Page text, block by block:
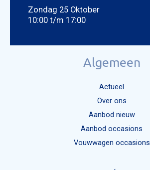
Mijn bericht versturen
Zondag 25 Oktober
10:00 t/m 17:00
Algemeen
Actueel
Over ons
Aanbod nieuw
Aanbod occasions
Vouwwagen occasions